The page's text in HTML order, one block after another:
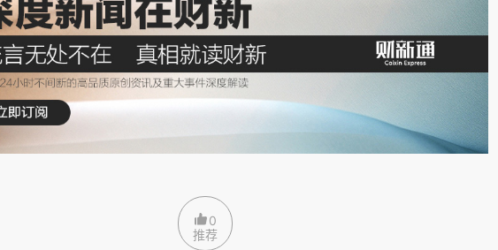
题，产品定价和销售仍由平台负责，劣势是，无法保证相对于竞争对手平台的
全不懂跨境流程的中国本土厂家来说，“全托管”模式是一个好的选择。商家完
“甩手掌柜”，不用自己打破跨境贸易的信息壁垒，不用了解海外市场，也不需要
只需要以特供的方式将商品批发给Temu即可。只要商品在Temu上卖掉，商家就
全托管”模式大大降低了小商家做电商的门槛，商家只需要以极其确定的方式履
0
推荐